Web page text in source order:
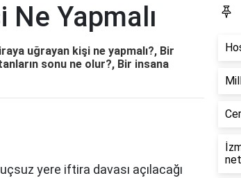
Yapmalı
uğrayan kişi ne yapmalı?, Bir
sonu ne olur?, Bir insana
yere iftira davası açılacağı